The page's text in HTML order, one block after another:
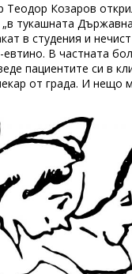
Теодор Козаров
тукашната
в студения и
В частната
пациентите си в
от града. И